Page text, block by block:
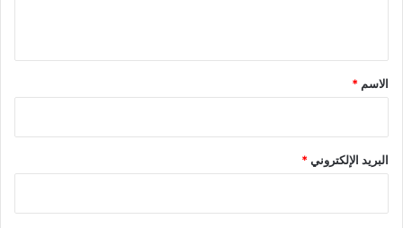
*
الاسم *
البريد الإلكتروني*